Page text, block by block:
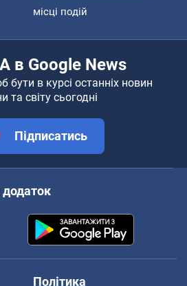
місці подій
в Google News
бути в курсі останніх новин
та світу сьогодні
Підписатись
Політика